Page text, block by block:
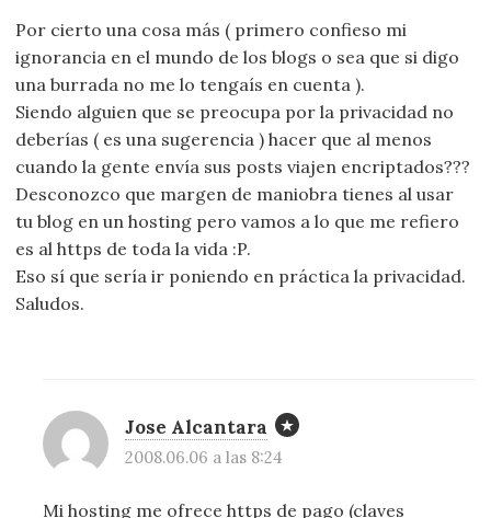
Por cierto una cosa más ( primero confieso mi
ignorancia en el mundo de los blogs o sea que si digo
una burrada no me lo tengaís en cuenta ).
Siendo alguien que se preocupa por la privacidad no
deberías ( es una sugerencia ) hacer que al menos
cuando la gente envía sus posts viajen encriptados???
Desconozco que margen de maniobra tienes al usar
tu blog en un hosting pero vamos a lo que me refiero
es al https de toda la vida :P.
Eso sí que sería ir poniendo en práctica la privacidad.
Saludos.
Jose Alcantara
2008.06.06 a las 8:24
Mi hosting me ofrece https de pago (claves